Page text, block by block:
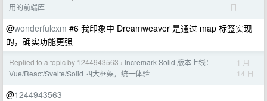
用的前端库
日
@wonderfulcxm #6 我印象中 Dreamweaver 是通过 map 标签实现
的，确实功能更强
Replied to a topic by 1244943563 › Incremark Solid 版本上线：
Vue/React/Svelte/Solid 四大框架，统一体验
1 月
14 日
@1244943563